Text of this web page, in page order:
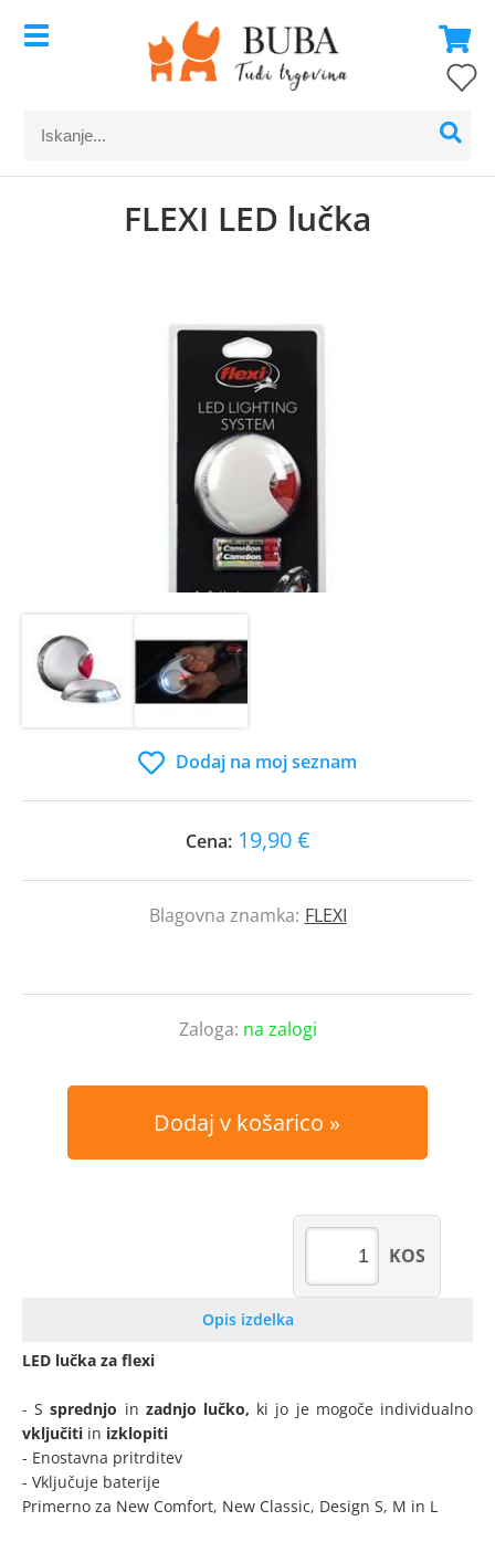
FLEXI LED lučka
Dodaj na moj seznam
Cena: 19,90 €
Blagovna znamka: FLEXI
Zaloga: na zalogi
Dodaj v košarico
KOS
Opis izdelka
LED lučka za flexi
- Ssprednjo in zadnjo lučko, ki jo je mogoče individualno
vključiti in izklopiti
- Enostavna pritrditev
- Vključuje baterije
Primerno za New Comfort, New Classic, Design S, M in L